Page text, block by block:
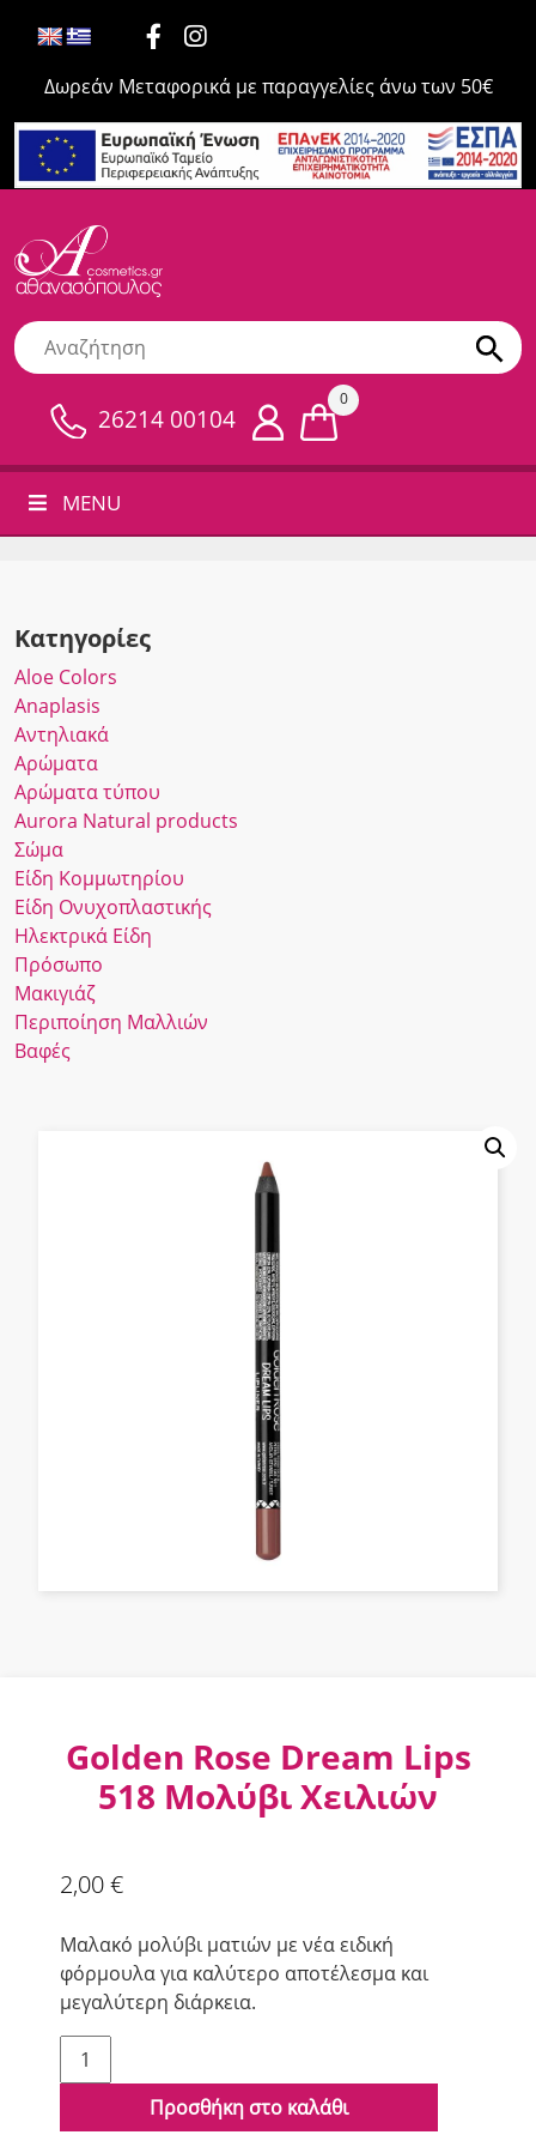
Δωρεάν Μεταφορικά με παραγγελίες άνω των 50€
26214 00104
0
MENU
Κατηγορίες
Αloe Colors
Anaplasis
Αντηλιακά
Αρώματα
Αρώματα τύπου
Αurora Νatural products
Σώμα
Είδη Κομμωτηρίου
Είδη Ονυχοπλαστικής
Ηλεκτρικά Είδη
Πρόσωπο
Μακιγιάζ
Περιποίηση Μαλλιών
Βαφές
Golden Rose Dream Lips
518 Μολύβι Χειλιών
2,00€
Μαλακό μολύβι ματιών με νέα ειδική
φόρμουλα για καλύτερο αποτέλεσμα και
μεγαλύτερη διάρκεια.
Golden
Rose
Lips
Προσθήκη στο καλάθι